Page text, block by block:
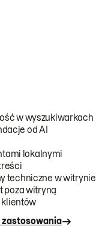
w wyszukiwarkach
od AI
lokalnymi
techniczne w witrynie
poza witryną
klientów